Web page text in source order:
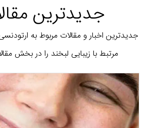
جدیدترین
جدیدترین اخبار و مقالات مربوط به
مرتبط با زیبایی لبخند را در بخش